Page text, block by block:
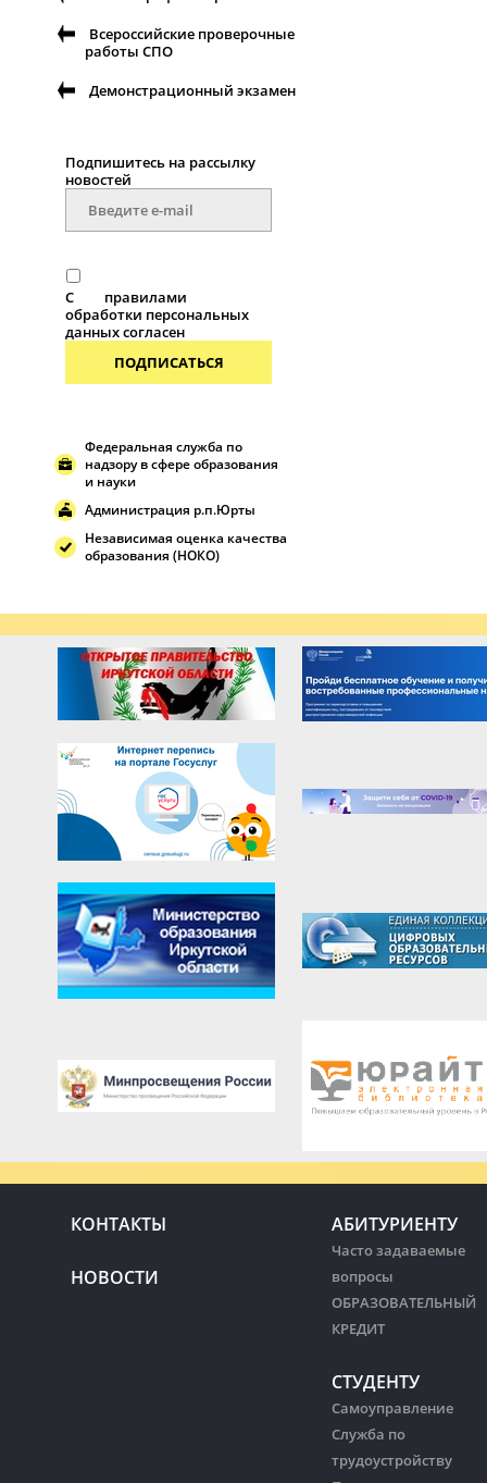
Всероссийские проверочные
работы СПО
Демонстрационный экзамен
Подпишитесь на рассылку
новостей
С
правилами
обработки персональных
данных согласен
ПОДПИСАТЬСЯ
Федеральная служба по
надзору в сфере образования
и науки
Администрация р.п.Юрты
Независимая оценка качества
образования (НОКО)
КОНТАКТЫ
НОВОСТИ
АБИТУРИЕНТУ
Часто задаваемые
вопросы
ОБРАЗОВАТЕЛЬНЫЙ
КРЕДИТ
СТУДЕНТУ
Самоуправление
Служба по
трудоустройству